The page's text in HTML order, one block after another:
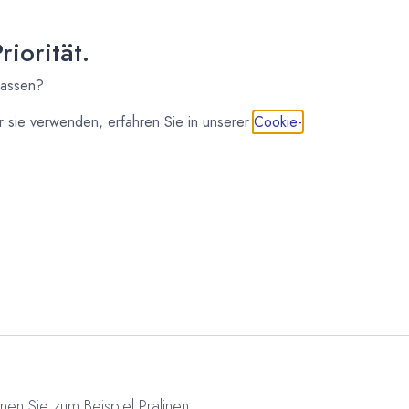
IN DEN WARENKORB
verwenden, erfahren Sie in unserer Cookie-